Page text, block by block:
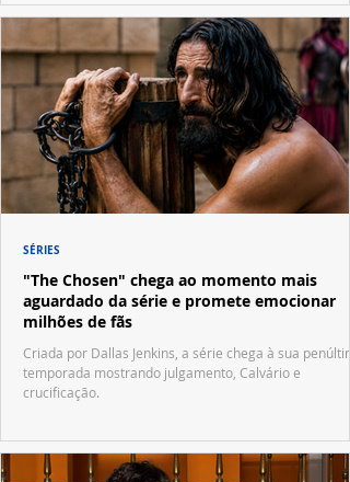
"The Chosen" chega ao momento mais
aguardado da série e promete emocionar
milhões de fãs
Criada por Dallas Jenkins, a série chega à sua
temporada mostrando julgamento, Calvário e
crucificação.
SÉRIES